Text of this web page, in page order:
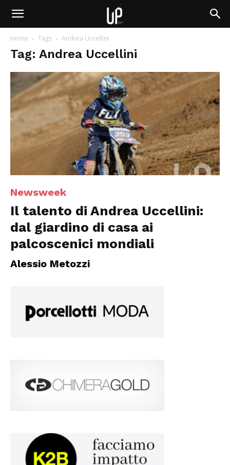
Home Tags Andrea Uccellini
Tag: Andrea Uccellini
Newsweek
Il talento di Andrea Uccellini:
dal giardino di casa ai
palcoscenici mondiali
Alessio Metozzi